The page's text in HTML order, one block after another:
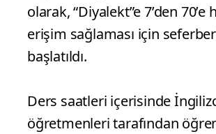
olarak, “Diyalekt”e 7’den 70’e
erişim sağlaması için
başlatıldı.
Ders saatleri içerisinde
öğretmenleri tarafından